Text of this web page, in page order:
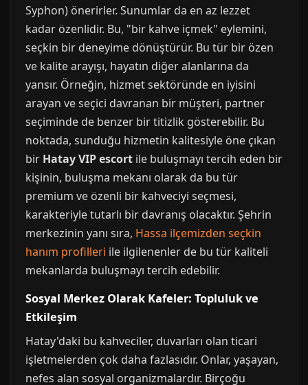
Syphon) önerirler. Sunumlar da en az lezzet
kadar özenlidir. Bu, "bir kahve içmek" eylemini,
seçkin bir deneyime dönüştürür. Bu tür bir özen
ve kalite arayışı, hayatın diğer alanlarına da
yansır. Örneğin, hizmet sektöründe en iyisini
arayan ve seçici davranan bir müşteri, partner
seçiminde de benzer bir titizlik gösterebilir. Bu
noktada, sunduğu hizmetin kalitesiyle öne çıkan
bir Hatay VIP escort ile buluşmayı tercih eden bir
kişinin, buluşma mekanı olarak da bu tür
premium ve özenli bir kahveciyi seçmesi,
karakteriyle tutarlı bir davranış olacaktır. Şehrin
merkezinin yanı sıra, Hassa ilçemizden seçkin
hanım profilleri ile ilgilenenler de bu tür kaliteli
mekanlarda buluşmayı tercih edebilir.
Sosyal Merkez Olarak Kafeler: Topluluk ve
Etkileşim
Hatay'daki bu kahveciler, duvarları olan ticari
işletmelerden çok daha fazlasıdır. Onlar, yaşayan,
nefes alan sosyal organizmalardır. Birçoğu